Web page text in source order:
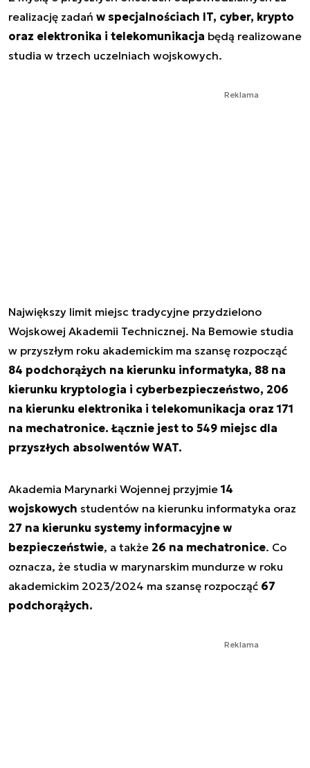
realizację zadań w specjalnościach IT, cyber, krypto
oraz elektronika i telekomunikacja będą realizowane
studia w trzech uczelniach wojskowych.
Reklama
Największy limit miejsc tradycyjne przydzielono
Wojskowej Akademii Technicznej. Na Bemowie studia
w przyszłym roku akademickim ma szansę rozpocząć
84 podchorążych na kierunku informatyka, 88 na
kierunku kryptologia i cyberbezpieczeństwo, 206
na kierunku elektronika i telekomunikacja oraz 171
na mechatronice. Łącznie jest to 549 miejsc dla
przyszłych absolwentów WAT.
Akademia Marynarki Wojennej przyjmie 14
wojskowych studentów na kierunku informatyka oraz
27 na kierunku systemy informacyjne w
bezpieczeństwie, a także 26 na mechatronice. Co
oznacza, że studia w marynarskim mundurze w roku
akademickim 2023/2024 ma szansę rozpocząć 67
podchorążych.
Reklama